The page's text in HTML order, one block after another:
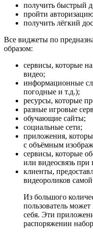
получить быстрый
пройти
получить лёгкий
Все виджеты по
образом:
сервисы, которые
видео;
информационные
погодные и т.д.);
ресурсы, которые
разные игровые
обучающие сайты;
социальные сети;
приложения,
с объёмным
сервисы, которые
или видеосвязь
клиенты,
видеороликов
Из большого
пользователь
себя. Эти
распоряжении